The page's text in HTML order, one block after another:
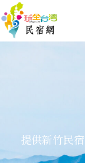
提供新竹民